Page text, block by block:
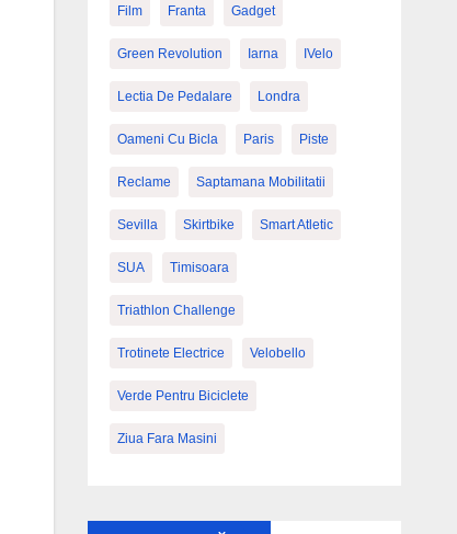
Film Franta Gadget
Green Revolution Iarna IVelo
Lectia De Pedalare Londra
Oameni Cu Bicla Paris Piste
Reclame Saptamana Mobilitatii
Sevilla Skirtbike Smart Atletic
SUA Timisoara
Triathlon Challenge
Trotinete Electrice Velobello
Verde Pentru Biciclete
Ziua Fara Masini